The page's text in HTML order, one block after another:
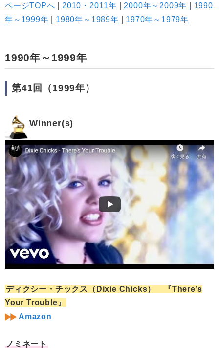
ページTOPへ 2010・2011年 2000年～2009年
1990
年～1999年
1980年～1989年 1970年～1979年
1990年～1999年
第41回（1999年）
Winner(s)
ディクシー・チックス（Dixie Chicks） 『There’s
Your Trouble』
Amazon
ノミネート